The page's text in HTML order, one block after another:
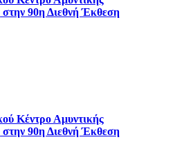
90η Διεθνή Έκθεση
Κέντρο Αμυντικής
90η Διεθνή Έκθεση